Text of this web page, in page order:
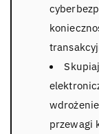
przewagi